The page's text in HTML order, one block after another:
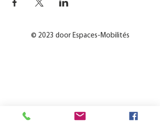
© 2023 door Espaces-Mobilités